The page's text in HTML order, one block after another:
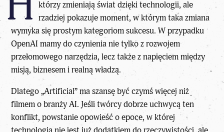
którzy zmieniają świat dzięki technologii, ale
rzadziej pokazuje moment, w którym taka zmiana
wymyka się prostym kategoriom sukcesu. W przypadku
OpenAI mamy do czynienia nie tylko z rozwojem
przełomowego narzędzia, lecz także z napięciem między
misją, biznesem i realną władzą.
Dlatego „Artificial” ma szansę być czymś więcej niż
filmem o branży AI. Jeśli twórcy dobrze uchwycą ten
konflikt, powstanie opowieść o epoce, w której